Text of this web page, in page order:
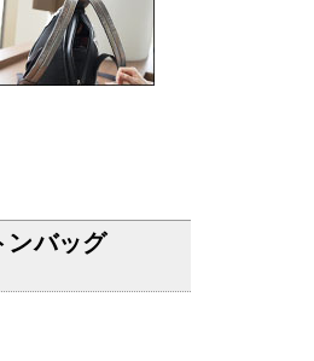
ンバッグ